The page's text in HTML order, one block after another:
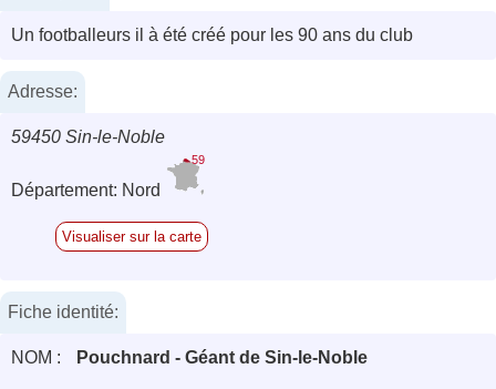
Un footballeurs il à été créé pour les 90 ans du club
Adresse:
59450 Sin-le-Noble
Département: Nord
59
Visualiser sur la carte
Fiche identité:
NOM : Pouchnard - Géant de Sin-le-Noble